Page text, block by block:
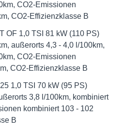
CO2-Emissionen
CO2-Effizienzklasse B
OF 1,0 TSI 81 kW (110 PS)
außerorts 4,3 - 4,0 l/100km,
CO2-Emissionen
CO2-Effizienzklasse B
1,0 TSI 70 kW (95 PS)
3,8 l/100km, kombiniert
kombiniert 103 - 102
B